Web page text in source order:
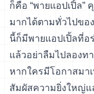
ก็คือ “พายแอปเปิ้ล
มากได้ตามทั่วไปข
นี้ก็มีพายแอปเปิ้ลที่อ
แล้วอย่าลืมไปลองท
หากใครมีโอกาสมา
สัมผัสความยิ่งใหญ่